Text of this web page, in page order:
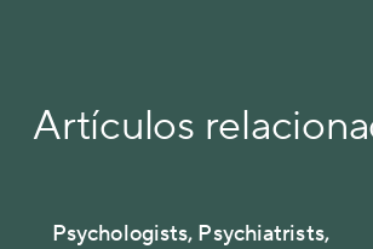
Artículos
Psychologists, Psychiatrists,